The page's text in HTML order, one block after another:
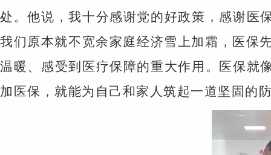
处。他说，我十分感谢党的好政策，感谢医
我们原本就不宽余家庭经济雪上加霜，医保
温暖、感受到医疗保障的重大作用。医保就
加医保，就能为自己和家人筑起一道坚固的